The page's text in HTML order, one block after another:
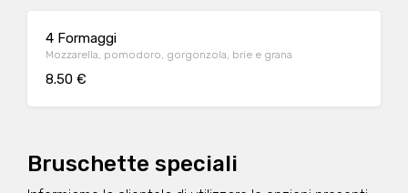
4 Formaggi
Mozzarella, pomodoro, gorgonzola, brie e grana
8.50 €
Bruschette speciali